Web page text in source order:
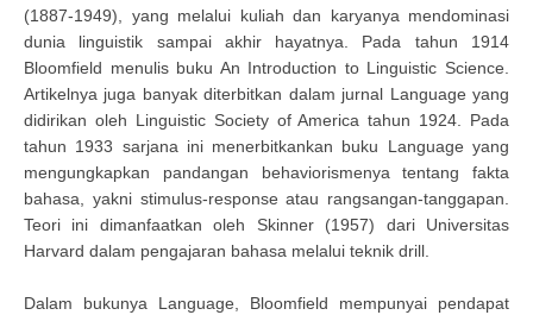
(1887-1949), yang melalui kuliah dan karyanya mendominasi
dunia linguistik sampai akhir hayatnya. Pada tahun 1914
Bloomfield menulis buku An Introduction to Linguistic Science.
Artikelnya juga banyak diterbitkan dalam jurnal Language yang
didirikan oleh Linguistic Society of America tahun 1924. Pada
tahun 1933 sarjana ini menerbitkankan buku Language yang
mengungkapkan pandangan behaviorismenya tentang fakta
bahasa, yakni stimulus-response atau rangsangan-tanggapan.
Teori ini dimanfaatkan oleh Skinner (1957) dari Universitas
Harvard dalam pengajaran bahasa melalui teknik drill.
Dalam bukunya Language, Bloomfield mempunyai pendapat